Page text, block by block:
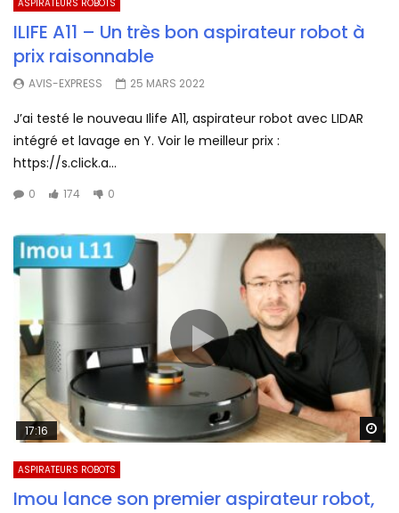
ASPIRATEURS ROBOTS
ILIFE A11 – Un très bon aspirateur robot à
prix raisonnable
AVIS-EXPRESS 25 MARS 2022
J’ai testé le nouveau Ilife A11, aspirateur robot avec LIDAR
intégré et lavage en Y. Voir le meilleur prix :
https://s.click.a...
0 174 0
17:16
ASPIRATEURS ROBOTS
Imou lance son premier aspirateur robot,